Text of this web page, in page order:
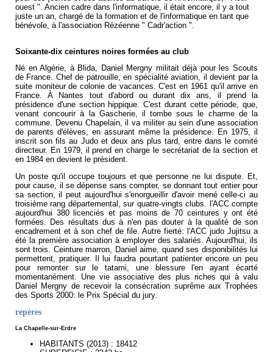
ouest ". Ancien cadre dans l'informatique, il était encore, il y a tout
juste un an, chargé de la formation et de l'informatique en tant que
bénévole, à l'association Rézéenne " Cadr'action ".
Soixante-dix ceintures noires formées au club
Né en Algérie, à Blida, Daniel Mergny militait déjà pour les Scouts
de France. Chef de patrouille, en spécialité aviation, il devient par la
suite moniteur de colonie de vacances. C'est en 1961 qu'il arrive en
France. À Nantes tout d'abord ou durant dix ans, il prend la
présidence d'une section hippique. C'est durant cette période, que,
venant concourir à la Gascherie, il tombe sous le charme de la
commune. Devenu Chapelain, il va militer au sein d'une association
de parents d'élèves, en assurant même la présidence. En 1975, il
inscrit son fils au Judo et deux ans plus tard, entre dans le comité
directeur. En 1979, il prend en charge le secrétariat de la section et
en 1984 en devient le président.
Un poste qu'il occupe toujours et que personne ne lui dispute. Et,
pour cause, il se dépense sans compter, se donnant tout entier pour
sa section, il peut aujourd'hui s'enorgueillir d'avoir mené celle-ci au
troisième rang départemental, sur quatre-vingts clubs. l'ACC compte
aujourd'hui 380 licenciés et pas moins de 70 ceintures y ont été
formées. Des résultats dus à n'en pas douter à la qualité de son
encadrement et à son chef de file. Autre fierté: l'ACC judo Jujitsu a
été la première association à employer des salariés. Aujourd'hui, ils
sont trois. Ceinture marron, Daniel aime, quand ses disponibilités lui
permettent, pratiquer. Il lui faudra pourtant patienter encore un peu
pour remonter sur le tatami, une blessure l'en ayant écarté
momentanément. Une vie associative des plus riches qui à valu
Daniel Mergny de recevoir la consécration suprême aux Trophées
des Sports 2000: le Prix Spécial du jury.
repères
La Chapelle-sur-Erdre
HABITANTS (2013) : 18412